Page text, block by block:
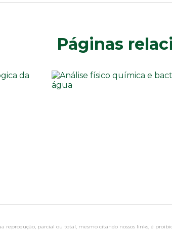
Páginas
reprodução, parcial ou total, mesmo citando nossos links, é